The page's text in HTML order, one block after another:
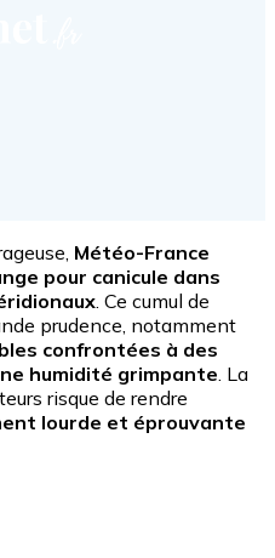
Météo-France
pour canicule dans
. Ce cumul de
prudence, notamment
confrontées à des
humidité grimpante. La
risque de rendre
lourde et éprouvante